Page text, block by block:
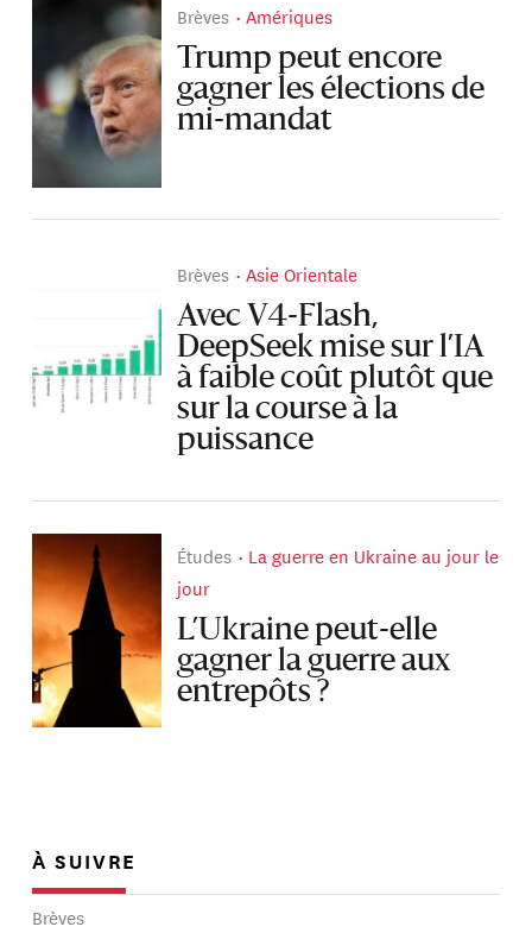
Brèves Amériques
Trump peut encore
gagner les élections de
mi-mandat
Brèves Asie Orientale
Avec V4-Flash,
DeepSeek mise sur l’IA
à faible coût plutôt que
sur la course à la
puissance
Études
La guerre en Ukraine au jour le
jour
L’Ukraine peut-elle
gagner la guerre aux
entrepôts ?
À SUIVRE
Brèves